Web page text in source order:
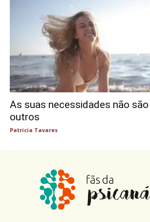
As suas necessidades não
outros
Patricia Tavares